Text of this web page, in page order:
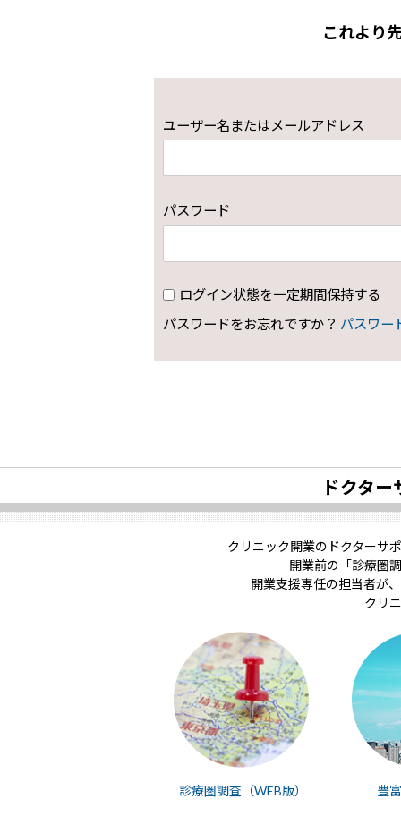
これより
ユーザー名またはメールアドレス
パスワード
ログイン状態を一定期間保持する
パスワードをお忘れですか？ パスワー
ドクタ
クリニック開業のドクターサ
開業前の「診療圏
開業支援専任の担当者が
クリ
診療圏調査（WEB版） 豊